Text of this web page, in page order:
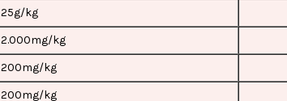
25g/kg
2.000mg/kg
200mg/kg
200mg/kg